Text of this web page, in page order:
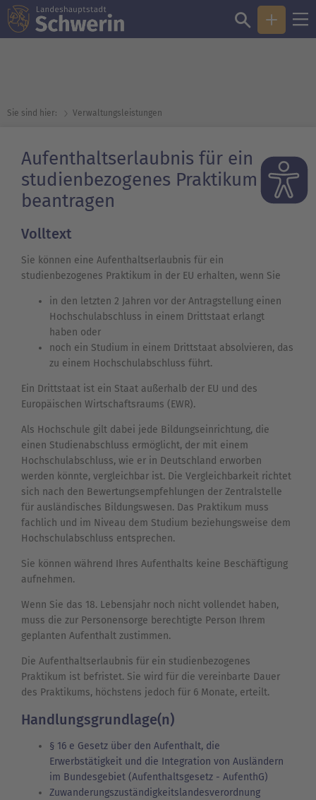
Sie sind hier: Verwaltungsleistungen
Aufenthaltserlaubnis für ein
studienbezogenes Praktikum EU
beantragen
Volltext
Sie können eine Aufenthaltserlaubnis für ein
studienbezogenes Praktikum in der EU erhalten, wenn Sie
in den letzten 2 Jahren vor der Antragstellung einen
Hochschulabschluss in einem Drittstaat erlangt
haben oder
noch ein Studium in einem Drittstaat absolvieren, das
zu einem Hochschulabschluss führt.
Ein Drittstaat ist ein Staat außerhalb der EU und des
Europäischen Wirtschaftsraums (EWR).
Als Hochschule gilt dabei jede Bildungseinrichtung, die
einen Studienabschluss ermöglicht, der mit einem
Hochschulabschluss, wie er in Deutschland erworben
werden könnte, vergleichbar ist. Die Vergleichbarkeit richtet
sich nach den Bewertungsempfehlungen der Zentralstelle
für ausländisches Bildungswesen. Das Praktikum muss
fachlich und im Niveau dem Studium beziehungsweise dem
Hochschulabschluss entsprechen.
Sie können während Ihres Aufenthalts keine Beschäftigung
aufnehmen.
Wenn Sie das 18. Lebensjahr noch nicht vollendet haben,
muss die zur Personensorge berechtigte Person Ihrem
geplanten Aufenthalt zustimmen.
Die Aufenthaltserlaubnis für ein studienbezogenes
Praktikum ist befristet. Sie wird für die vereinbarte Dauer
des Praktikums, höchstens jedoch für 6 Monate, erteilt.
Handlungsgrundlage(n)
§ 16 e Gesetz über den Aufenthalt, die
Erwerbstätigkeit und die Integration von Ausländern
im Bundesgebiet (Aufenthaltsgesetz - AufenthG)
Zuwanderungszuständigkeitslandesverordnung